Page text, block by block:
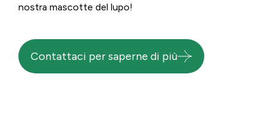
nostra mascotte del lupo!
Contattaci per saperne di più